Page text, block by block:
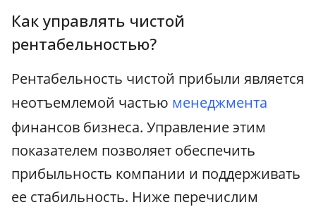
Как управлять чистой
рентабельностью?
Рентабельность чистой прибыли является
неотъемлемой частью менеджмента
финансов бизнеса. Управление этим
показателем позволяет обеспечить
прибыльность компании и поддерживать
ее стабильность. Ниже перечислим